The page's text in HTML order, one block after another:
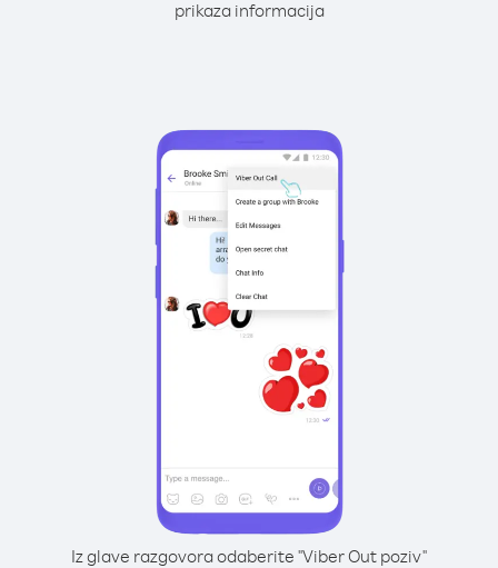
prikaza informacija
Iz glave razgovora odaberite "Viber Out poziv"